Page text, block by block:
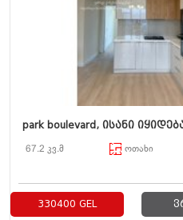
park boulevard, ისანი
67.2 კვ.მ ოთახი
330400 GEL